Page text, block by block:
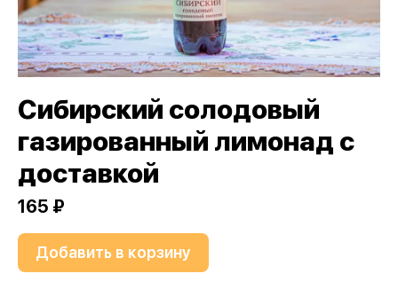
Сибирский солодовый
газированный лимонад с
доставкой
165 ₽
Добавить в корзину